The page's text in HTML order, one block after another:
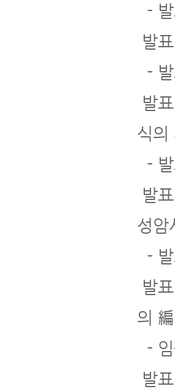
-
발
-
발
식의
-
발
성암
-
발
의
-
발